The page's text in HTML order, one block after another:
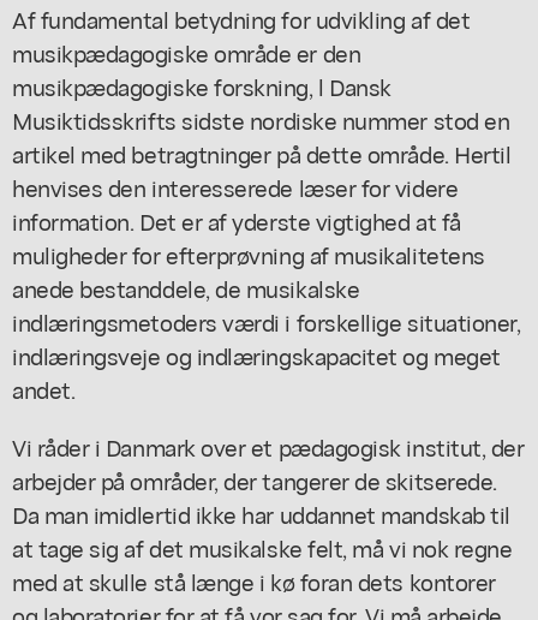
Af fundamental betydning for udvikling af det
musikpædagogiske område er den
musikpædagogiske forskning, l Dansk
Musiktidsskrifts sidste nordiske nummer stod en
artikel med betragtninger på dette område. Hertil
henvises den interesserede læser for videre
information. Det er af yderste vigtighed at få
muligheder for efterprøvning af musikalitetens
anede bestanddele, de musikalske
indlæringsmetoders værdi i forskellige situationer,
indlæringsveje og indlæringskapacitet og meget
andet.
Vi råder i Danmark over et pædagogisk institut, der
arbejder på områder, der tangerer de skitserede.
Da man imidlertid ikke har uddannet mandskab til
at tage sig af det musikalske felt, må vi nok regne
med at skulle stå længe i kø foran dets kontorer